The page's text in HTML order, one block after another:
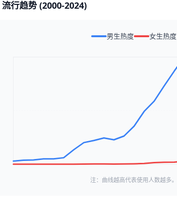
流行趋势 (2000-2024)
男生热度 女生热度
注：曲线越高代表使用人数越多。